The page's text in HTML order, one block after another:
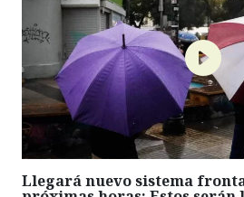
Llegará nuevo sistema